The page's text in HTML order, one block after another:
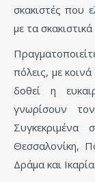
σκακιστές που
με τα
πόλεις, με
δοθεί η
γνωρίσουν
Συγκεκριμένα
Θεσσαλονίκη,
Δράμα και Ικαρία.